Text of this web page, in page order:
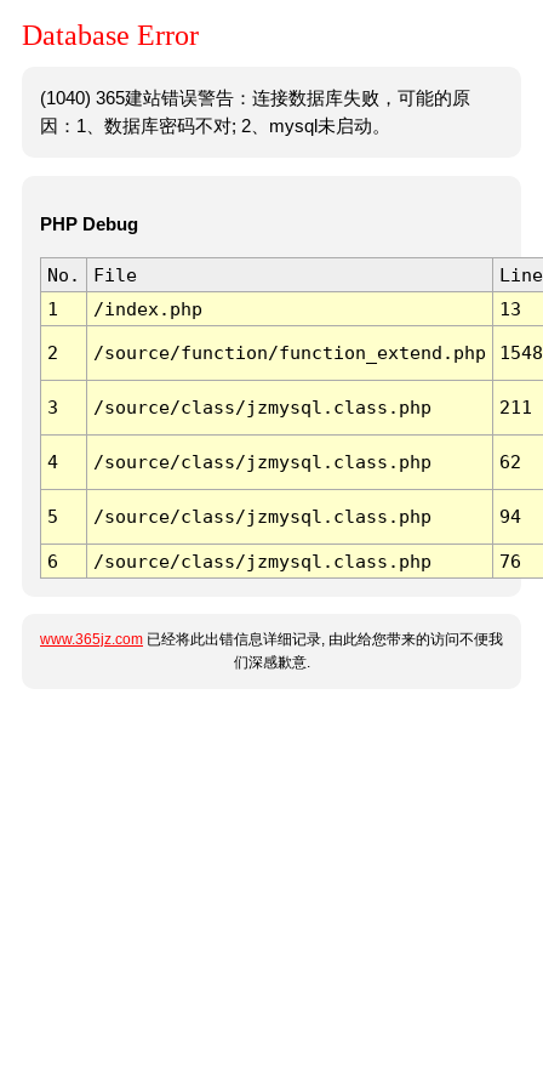
Database Error
(1040) 365建站错误警告：连接数据库失败，可能的原
因：1、数据库密码不对; 2、mysql未启动。
PHP Debug
No. File
Line
1
/index.php 13
2 /source/function/function_extend.php 1548
3 /source/class/jzmysql.class.php 211
4 /source/class/jzmysql.class.php 62
5 /source/class/jzmysql.class.php 94
6 /source/class/jzmysql.class.php 76
www.365jz.com 已经将此出错信息详细记录, 由此给您带来的访问不便我
们深感歉意.